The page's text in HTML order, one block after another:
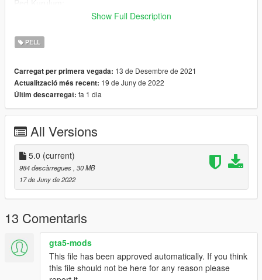
Klasorun icindeki Resimde
Kask Kurulum :
Klasorun icindeki Resimde
Emegi gecenler:
H-Talha
-----------------------------------------------------------------
English:
New Street Guard Ped 5.0
Forget To Like And Comment
Ped Name: u-m-m-doa-01
Ped Install:
In the Picture Inside the Installation Folder
Show Full Description
PELL
Carregat per primera vegada: 13 de Desembre de 2021
Actualització més recent: 19 de Juny de 2022
Últim descarregat: fa 1 dia
All Versions
5.0 (current)
984 descàrregues , 30 MB
17 de Juny de 2022
13 Comentaris
gta5-mods
This file has been approved automatically. If you think
this file should not be here for any reason please